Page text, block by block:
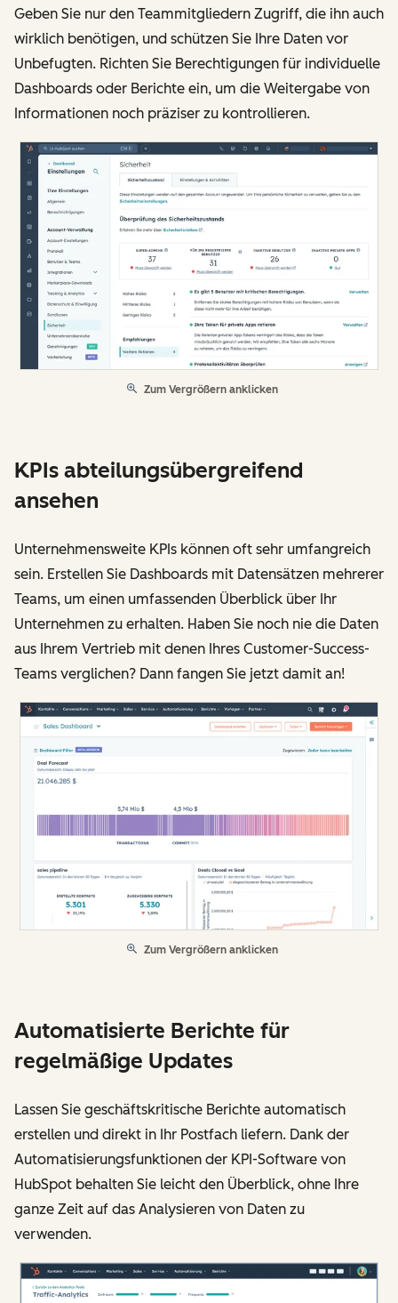
Geben Sie nur den Teammitgliedern Zugriff, die ihn auch
wirklich benötigen, und schützen Sie Ihre Daten vor
Unbefugten. Richten Sie Berechtigungen für individuelle
Dashboards oder Berichte ein, um die Weitergabe von
Informationen noch präziser zu kontrollieren.
Zum Vergrößern anklicken
KPIs abteilungsübergreifend
ansehen
Unternehmensweite KPIs können oft sehr umfangreich
sein. Erstellen Sie Dashboards mit Datensätzen mehrerer
Teams, um einen umfassenden Überblick über Ihr
Unternehmen zu erhalten. Haben Sie noch nie die Daten
aus Ihrem Vertrieb mit denen Ihres Customer-Success-
Teams verglichen? Dann fangen Sie jetzt damit an!
Zum Vergrößern anklicken
Automatisierte Berichte für
regelmäßige Updates
Lassen Sie geschäftskritische Berichte automatisch
erstellen und direkt in Ihr Postfach liefern. Dank der
Automatisierungsfunktionen der KPI-Software von
HubSpot behalten Sie leicht den Überblick, ohne Ihre
ganze Zeit auf das Analysieren von Daten zu
verwenden.